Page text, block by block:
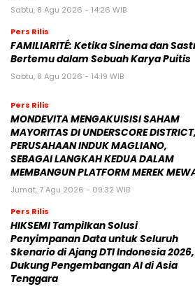
Sabtu, 8 Agu 2026 - 14:26 WIB
Pers Rilis
FAMILIARITÉ: Ketika Sinema dan
Bertemu dalam Sebuah Karya Puitis
Sabtu, 8 Agu 2026 - 14:19 WIB
Pers Rilis
MONDEVITA MENGAKUISISI SAHAM
MAYORITAS DI UNDERSCORE DISTRICT,
PERUSAHAAN INDUK MAGLIANO,
SEBAGAI LANGKAH KEDUA DALAM
MEMBANGUN PLATFORM MEREK
Jumat, 7 Agu 2026 - 09:32 WIB
Pers Rilis
HIKSEMI Tampilkan Solusi
Penyimpanan Data untuk Seluruh
Skenario di Ajang DTI Indonesia 2026,
Dukung Pengembangan AI di Asia
Tenggara